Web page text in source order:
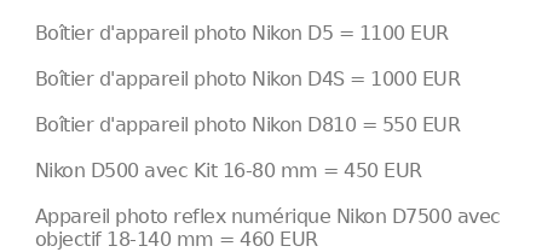
Boîtier d'appareil photo Nikon D5 = 1100 EUR
Boîtier d'appareil photo Nikon D4S = 1000 EUR
Boîtier d'appareil photo Nikon D810 = 550 EUR
Nikon D500 avec Kit 16-80 mm = 450 EUR
Appareil photo reflex numérique Nikon D7500 avec
objectif 18-140 mm = 460 EUR